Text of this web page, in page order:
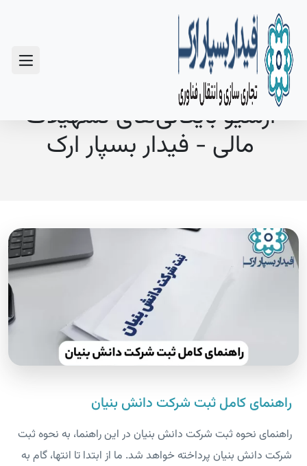
آرشیو بایگانی‌های تسهیلات
مالی - فیدار بسپار ارک
راهنمای کامل ثبت شرکت دانش بنیان
راهنمای نحوه ثبت شرکت دانش بنیان در این راهنما، به نحوه ثبت
شرکت دانش بنیان پرداخته خواهد شد. ما از ابتدا تا انتها، گام به